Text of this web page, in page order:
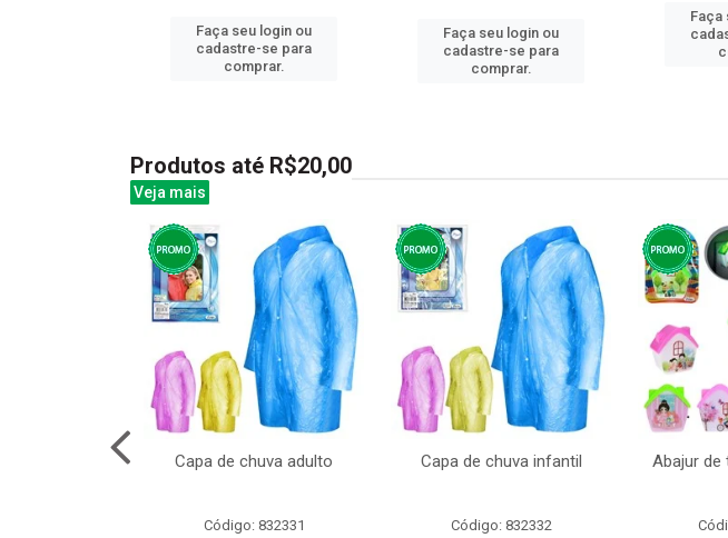
Faça seu login ou
cadastre-se para
comprar.
Faça seu login ou
cadastre-se para
comprar.
Faça
Produtos até R$20,00
Veja mais
Capa de chuva adulto
Código: 832331
Capa de chuva infantil
Código: 832332
Abajur de